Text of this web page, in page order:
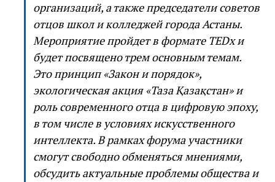
организаций, а также председатели советов
отцов школ и колледжей города Астаны.
Мероприятие пройдет в формате TEDx и
будет посвящено трем основным темам.
Это принцип «Закон и порядок»,
экологическая акция «Таза Қазақстан» и
роль современного отца в цифровую эпоху,
в том числе в условиях искусственного
интеллекта. В рамках форума участники
смогут свободно обменяться мнениями,
обсудить актуальные проблемы общества и